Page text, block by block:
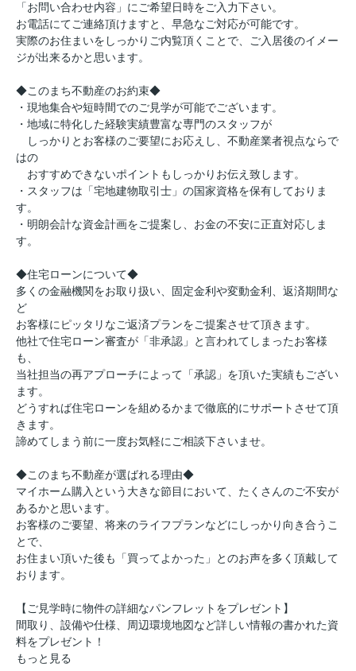
「お問い合わせ内容」にご希望日時をご入力下さい。
お電話にてご連絡頂けますと、早急なご対応が可能です。
実際のお住まいをしっかりご内覧頂くことで、ご入居後のイメー
ジが出来るかと思います。
◆このまち不動産のお約束◆
・現地集合や短時間でのご見学が可能でございます。
・地域に特化した経験実績豊富な専門のスタッフが
しっかりとお客様のご要望にお応えし、不動産業者視点ならで
はの
おすすめできないポイントもしっかりお伝え致します。
・スタッフは「宅地建物取引士」の国家資格を保有しておりま
す。
・明朗会計な資金計画をご提案し、お金の不安に正直対応しま
す。
◆住宅ローンについて◆
多くの金融機関をお取り扱い、固定金利や変動金利、返済期間な
ど
お客様にピッタリなご返済プランをご提案させて頂きます。
他社で住宅ローン審査が「非承認」と言われてしまったお客様
も、
当社担当の再アプローチによって「承認」を頂いた実績もござい
ます。
どうすれば住宅ローンを組めるかまで徹底的にサポートさせて頂
きます。
諦めてしまう前に一度お気軽にご相談下さいませ。
◆このまち不動産が選ばれる理由◆
マイホーム購入という大きな節目において、たくさんのご不安が
あるかと思います。
お客様のご要望、将来のライフプランなどにしっかり向き合うこ
とで、
お住まい頂いた後も「買ってよかった」とのお声を多く頂戴して
おります。
【ご見学時に物件の詳細なパンフレットをプレゼント】
間取り、設備や仕様、周辺環境地図など詳しい情報の書かれた資
料をプレゼント！
もっと見る